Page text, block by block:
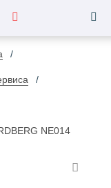
NE014